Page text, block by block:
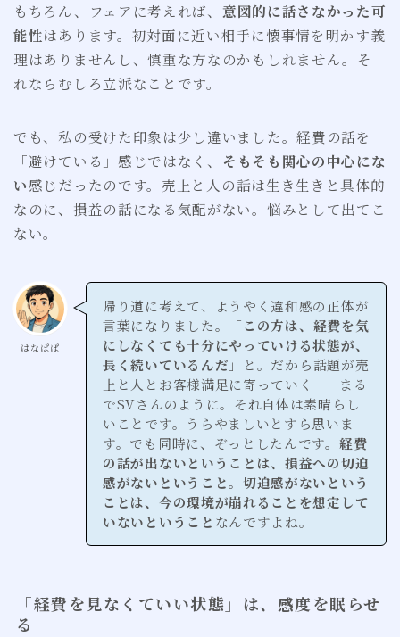
もちろん、フェアに考えれば、 意図的に話さなかった可
能性はあります。初対面に近い相手に懐事情を明かす義
理はありませんし、慎重な方なのかもしれません。そ
れならむしろ立派なことです。
でも、私の受けた印象は少し違いました。経費の話を
「避けている」感じではなく、 そもそも関心の中心にな
い感じだったのです。売上と人の話は生き生きと具体的
なのに、損益の話になる気配がない。悩みとして出てこ
ない。
はなぱぱ
帰り道に考えて、ようやく違和感の正体が
言葉になりました。
「この方は、経費を気
にしなくても十分にやっていける状態が、
長く続いているんだ」
と。だから話題が売
上と人とお客様満足に寄っていく——まる
でSVさんのように。それ自体は素晴らし
いことです。うらやましいとすら思いま
す。でも同時に、ぞっとしたんです。 経費
の話が出ないということは、損益への切迫
感がないということ。切迫感がないという
ことは、今の環境が崩れることを想定して
いないということ なんですよね。
「経費を見なくていい状態」は、感度を眠らせ
る